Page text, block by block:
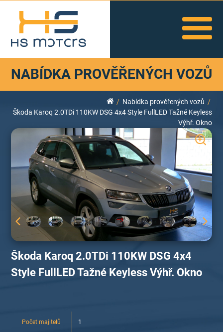
NABÍDKA PROVĚŘENÝCH VOZŮ
Nabídka prověřených vozů
Škoda Karoq 2.0TDi 110KW DSG 4x4 Style FullLED Tažné Keyless
Výhř. Okno
Škoda Karoq 2.0TDi 110KW DSG 4x4
Style FullLED Tažné Keyless Výhř. Okno
Počet majitelů 1